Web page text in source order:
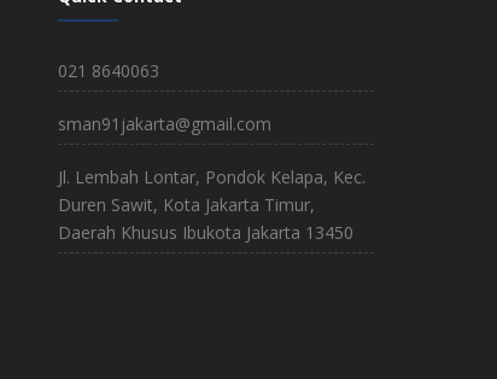
021 8640063
sman91jakarta@gmail.com
Jl. Lembah Lontar, Pondok Kelapa, Kec.
Duren Sawit, Kota Jakarta Timur,
Daerah Khusus Ibukota Jakarta 13450